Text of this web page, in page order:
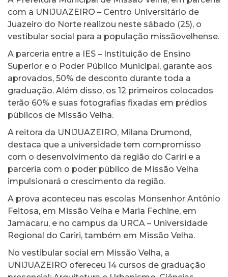
com a UNIJUAZEIRO – Centro Universitário de
Juazeiro do Norte realizou neste sábado (25), o
vestibular social para a população missãovelhense.
A parceria entre a IES – Instituição de Ensino
Superior e o Poder Público Municipal, garante aos
aprovados, 50% de desconto durante toda a
graduação. Além disso, os 12 primeiros colocados
terão 60% e suas fotografias fixadas em prédios
públicos de Missão Velha.
A reitora da UNIJUAZEIRO, Milana Drumond,
destaca que a universidade tem compromisso
com o desenvolvimento da região do Cariri e a
parceria com o poder público de Missão Velha
impulsionará o crescimento da região.
A prova aconteceu nas escolas Monsenhor Antônio
Feitosa, em Missão Velha e Maria Fechine, em
Jamacaru, e no campus da URCA – Universidade
Regional do Cariri, também em Missão Velha.
No vestibular social em Missão Velha, a
UNIJUAZEIRO ofereceu 14 cursos de graduação